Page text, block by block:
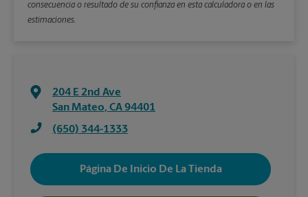
consecuencia o resultado de su confianza en esta calculadora o en las
estimaciones.
204 E 2nd Ave
San Mateo, CA94401
(650) 344-1333
Página De Inicio De La Tienda